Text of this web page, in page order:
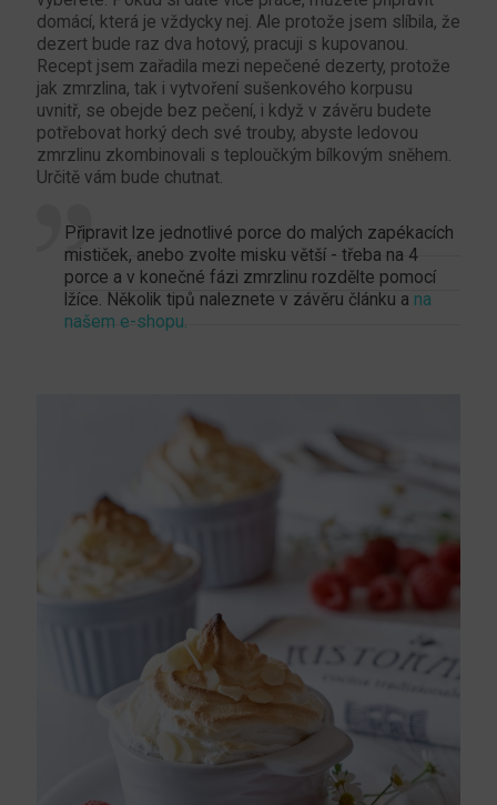
domácí, která je vždycky nej. Ale protože jsem slíbila, že
dezert bude raz dva hotový, pracuji s kupovanou.
Recept jsem zařadila mezi nepečené dezerty, protože
jak zmrzlina, tak i vytvoření sušenkového korpusu
uvnitř, se obejde bez pečení, i když v závěru budete
potřebovat horký dech své trouby, abyste ledovou
zmrzlinu zkombinovali s teploučkým bílkovým sněhem.
Určitě vám bude chutnat.
Připravit lze jednotlivé porce do malých zapékacích
mističek, anebo zvolte misku větší - třeba na 4
porce a v konečné fázi zmrzlinu rozdělte pomocí
lžíce. Několik tipů naleznete v závěru článku a na
našem e-shopu.